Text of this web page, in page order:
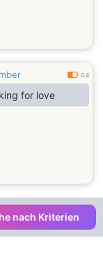
0.4
for love
nach Kriterien